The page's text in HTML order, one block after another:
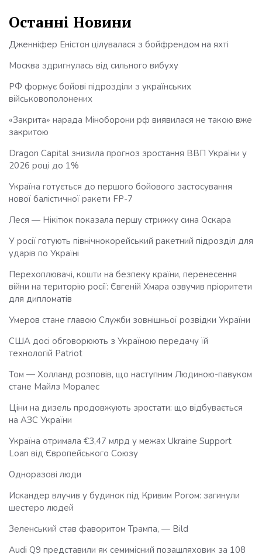
Останні Новини
Дженніфер Еністон цілувалася з бойфрендом на яхті
Москва здригнулась від сильного вибуху
РФ формує бойові підрозділи з українських
військовополонених
«Закрита» нарада Міноборони рф виявилася не такою вже
закритою
Dragon Capital знизила прогноз зростання ВВП України у
2026 році до 1%
Україна готується до першого бойового застосування
нової балістичної ракети FP-7
Леся — Нікітюк показала першу стрижку сина Оскара
У росії готують північнокорейський ракетний підрозділ для
ударів по Україні
Перехоплювачі, кошти на безпеку країни, перенесення
війни на територію росії: Євгеній Хмара озвучив пріоритети
для дипломатів
Умеров стане главою Служби зовнішньої розвідки України
США досі обговорюють з Україною передачу їй
технологій Patriot
Том — Холланд розповів, що наступним Людиною-павуком
стане Майлз Моралес
Ціни на дизель продовжують зростати: що відбувається
на АЗС України
Україна отримала €3,47 млрд у межах Ukraine Support
Loan від Європейського Союзу
Одноразові люди
Искандер влучив у будинок під Кривим Рогом: загинули
шестеро людей
Зеленський став фаворитом Трампа, — Bild
Audi Q9 представили як семимісний позашляховик за 108